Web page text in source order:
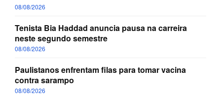
08/08/2026
Tenista Bia Haddad anuncia pausa na carreira
neste segundo semestre
08/08/2026
Paulistanos enfrentam filas para tomar vacina
contra sarampo
08/08/2026